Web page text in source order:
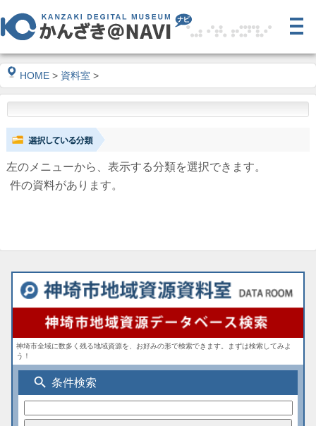
HOME > 資料室 >
左のメニューから、表示する分類を選択できます。
件の資料があります。
神埼市全域に数多く残る地域資源を、お好みの形で検索できます。まずは検索してみよ
う！
search 条件検索